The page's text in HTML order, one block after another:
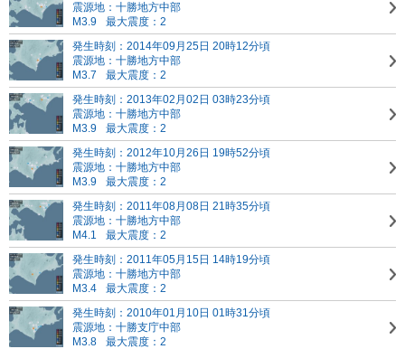
震源地：十勝地方中部
M3.9
最大震度：2
発生時刻：2014年09月25日 20時12分頃
震源地：十勝地方中部
M3.7
最大震度：2
発生時刻：2013年02月02日 03時23分頃
震源地：十勝地方中部
M3.9
最大震度：2
発生時刻：2012年10月26日 19時52分頃
震源地：十勝地方中部
M3.9
最大震度：2
発生時刻：2011年08月08日 21時35分頃
震源地：十勝地方中部
M4.1
最大震度：2
発生時刻：2011年05月15日 14時19分頃
震源地：十勝地方中部
M3.4
最大震度：2
発生時刻：2010年01月10日 01時31分頃
震源地：十勝支庁中部
M3.8
最大震度：2